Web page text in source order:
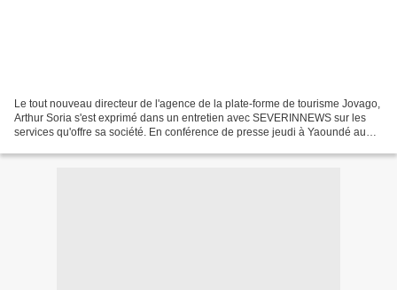
Le tout nouveau directeur de l'agence de la plate-forme de tourisme Jovago,
Arthur Soria s'est exprimé dans un entretien avec SEVERINNEWS sur les
services qu'offre sa société. En conférence de presse jeudi à Yaoundé au